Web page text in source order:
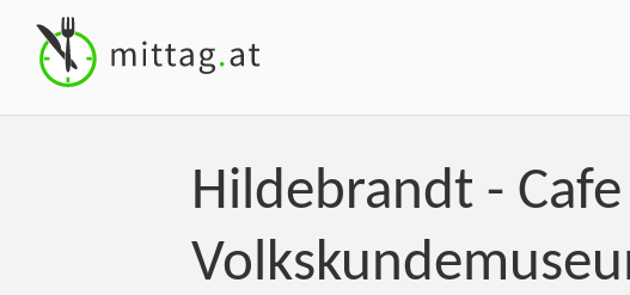
Hildebrandt -